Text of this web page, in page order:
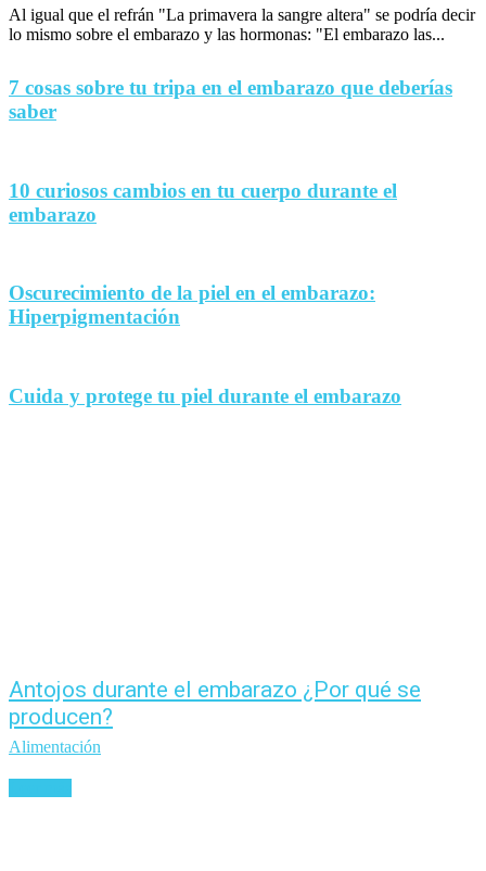
Al igual que el refrán "La primavera la sangre altera" se podría decir
lo mismo sobre el embarazo y las hormonas: "El embarazo las...
7 cosas sobre tu tripa en el embarazo que deberías
saber
10 curiosos cambios en tu cuerpo durante el
embarazo
Oscurecimiento de la piel en el embarazo:
Hiperpigmentación
Cuida y protege tu piel durante el embarazo
Antojos durante el embarazo ¿Por qué se
producen?
Alimentación